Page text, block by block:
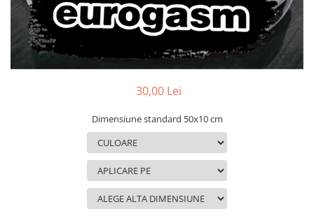
SEAT
SKODA
VOLKSWAGEN
VOLVO
STICKERE PARBRIZ
STICKERE STALPI SI GEAM MIC
STICKERE CAMUFLAJ
30,00 Lei
Dimensiune standard 50x10 cm